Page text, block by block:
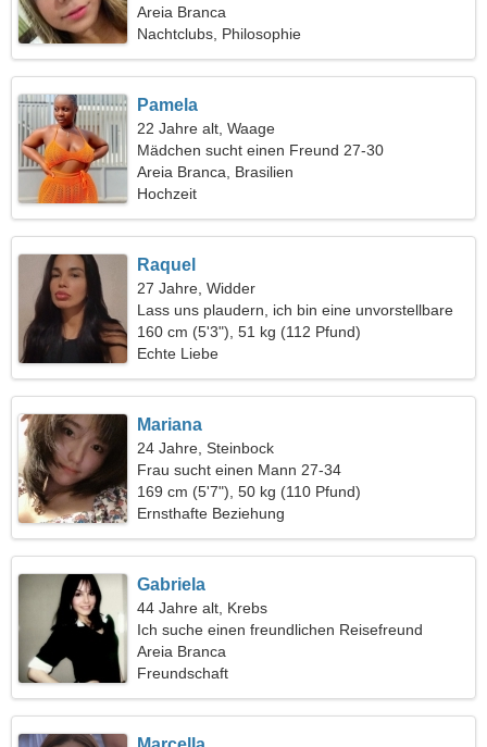
Areia Branca
Nachtclubs, Philosophie
Pamela
22 Jahre alt, Waage
Mädchen sucht einen Freund 27-30
Areia Branca, Brasilien
Hochzeit
Raquel
27 Jahre, Widder
Lass uns plaudern, ich bin eine unvorstellbare
Frau
160 cm (5'3"), 51 kg (112 Pfund)
Echte Liebe
Mariana
24 Jahre, Steinbock
Frau sucht einen Mann 27-34
169 cm (5'7"), 50 kg (110 Pfund)
Ernsthafte Beziehung
Gabriela
44 Jahre alt, Krebs
Ich suche einen freundlichen Reisefreund
Areia Branca
Freundschaft